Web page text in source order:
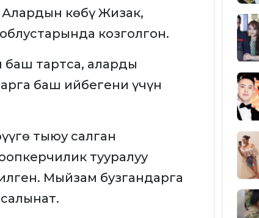
көбү Жизак,
козголгон.
баш тартса, аларды
баш ийбегени үчүн
тыюу салган
тууралуу
Мыйзам бузгандарга